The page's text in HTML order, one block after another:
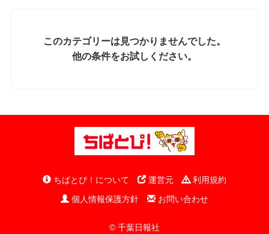
このカテゴリーは見つかりませんでした。
他の条件をお試しください。
ちばとぴ！について 運営元
利用規約
個人情報保護方針
お問い合わせ
© 千葉日報社